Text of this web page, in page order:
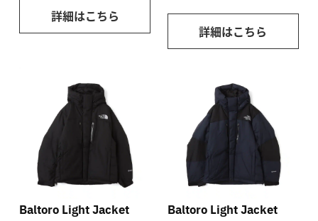
詳細はこちら
詳細はこちら
Baltoro Light Jacket Baltoro Light Jacket